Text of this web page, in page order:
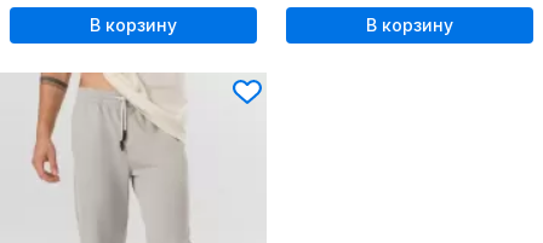
В корзину В корзину